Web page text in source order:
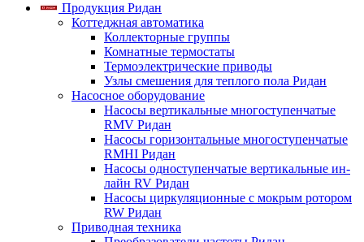
Продукция Ридан
Коттеджная автоматика
Коллекторные группы
Комнатные термостаты
Термоэлектрические приводы
Узлы смешения для теплого пола Ридан
Насосное оборудование
Насосы вертикальные многоступенчатые
RMV Ридан
Насосы горизонтальные многоступенчатые
RMHI Ридан
Насосы одноступенчатые вертикальные ин-
лайн RV Ридан
Насосы циркуляционные с мокрым ротором
RW Ридан
Приводная техника